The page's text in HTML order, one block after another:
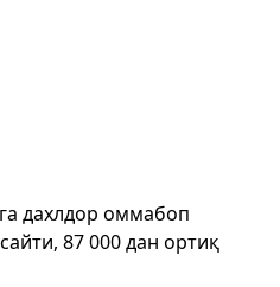
дахлдор оммабоп
87 000 дан ортиқ